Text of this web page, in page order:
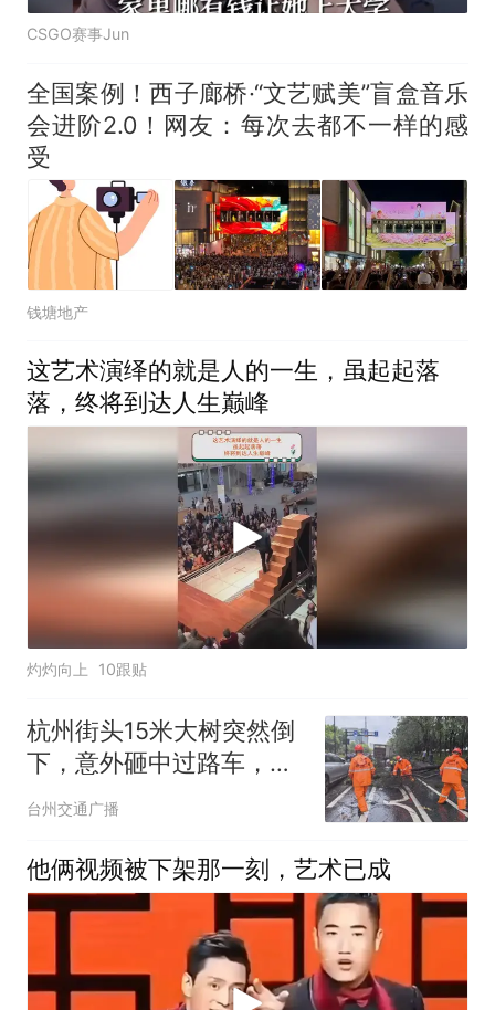
CSGO赛事Jun
全国案例！西子廊桥·“文艺赋美”盲盒音乐
会进阶2.0！网友：每次去都不一样的感
受
钱塘地产
这艺术演绎的就是人的一生，虽起起落
落，终将到达人生巅峰
灼灼向上 10跟贴
杭州街头15米大树突然倒
下，意外砸中过路车，通
行一度中断；最新消息：
台州交通广播
他俩视频被下架那一刻，艺术已成